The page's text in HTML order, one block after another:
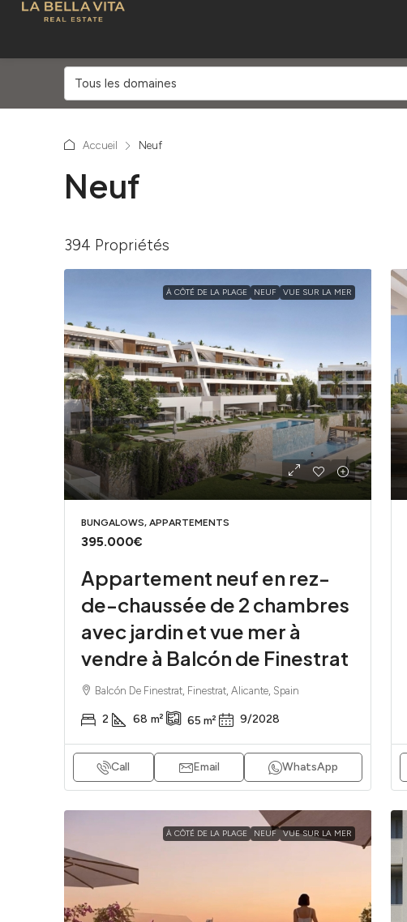
Tous les domaines
Accueil Neuf
Neuf
394 Propriétés
À CÔTÉ DE LA PLAGE NEUF VUE SUR LA MER
BUNGALOWS, APPARTEMENTS
395.000€
Appartement neuf en rez-
de-chaussée de 2 chambres
avec jardin et vue mer à
vendre à Balcón de Finestrat
Balcón De Finestrat, Finestrat, Alicante, Spain
2 68 m² 65 m² 9/2028
Call Email WhatsApp
À CÔTÉ DE LA PLAGE NEUF VUE SUR LA MER